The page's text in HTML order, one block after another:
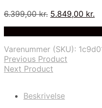
6.399,00kr. Den
6.399,00 kr..
5.849,00 kr.
Varenummer (SKU):
Previous Product
Next Product
Beskrivelse